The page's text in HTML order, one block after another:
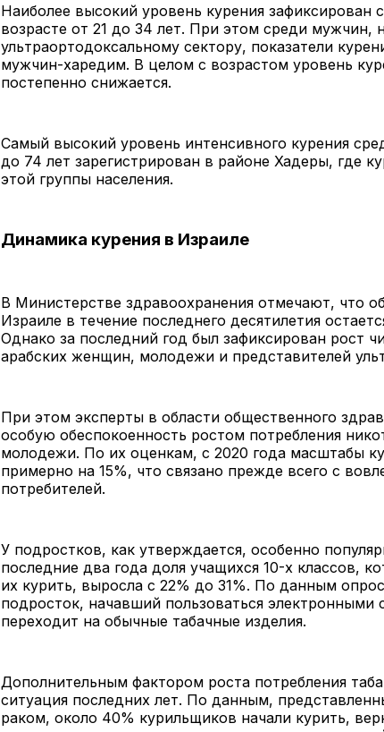
Наиболее высокий уровень курения зафиксирован
возрасте от 21 до 34 лет. При этом среди мужчин,
ультраортодоксальному сектору, показатели
мужчин-харедим. В целом с возрастом уровень
постепенно снижается.
Самый высокий уровень интенсивного курения
до 74 лет зарегистрирован в районе Хадеры, где
этой группы населения.
Динамика курения в Израиле
В Министерстве здравоохранения отмечают, что
Израиле в течение последнего десятилетия
Однако за последний год был зафиксирован рост
арабских женщин, молодежи и представителей
При этом эксперты в области общественного
особую обеспокоенность ростом потребления
молодежи. По их оценкам, с 2020 года масштабы
примерно на 15%, что связано прежде всего с
потребителей.
У подростков, как утверждается, особенно
последние два года доля учащихся 10-х классов,
их курить, выросла с 22% до 31%. По данным
подросток, начавший пользоваться электронными
переходит на обычные табачные изделия.
Дополнительным фактором роста потребления
ситуация последних лет. По данным,
раком, около 40% курильщиков начали курить,